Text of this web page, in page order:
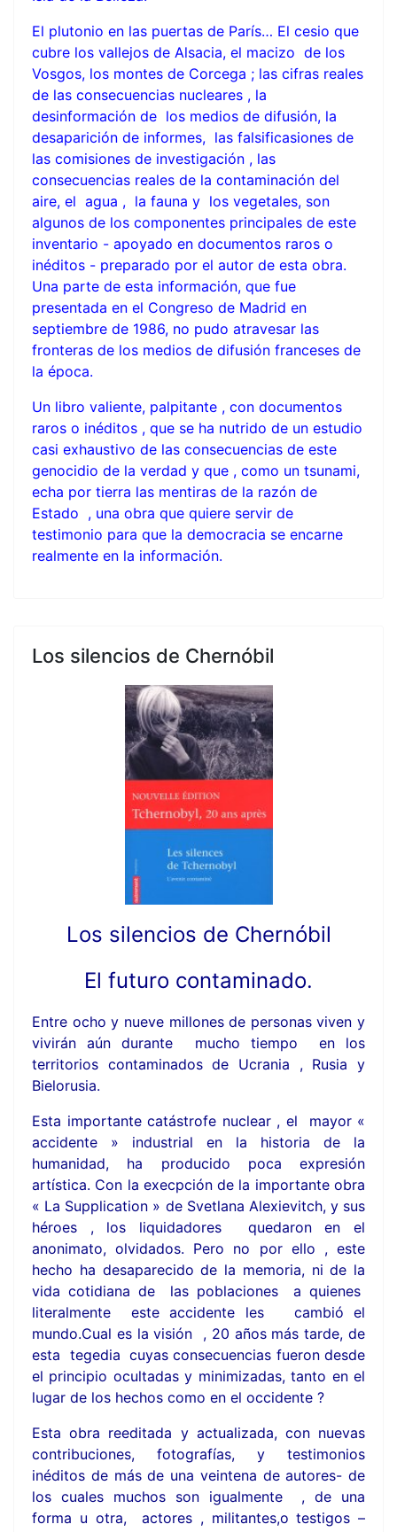
El plutonio en las puertas de París… El cesio que
cubre los vallejos de Alsacia, el macizo de los
Vosgos, los montes de Corcega ; las cifras reales
de las consecuencias nucleares , la
desinformación de los medios de difusión, la
desaparición de informes, las falsificasiones de
las comisiones de investigación , las
consecuencias reales de la contaminación del
aire, el agua , la fauna y los vegetales, son
algunos de los componentes principales de este
inventario - apoyado en documentos raros o
inéditos - preparado por el autor de esta obra.
Una parte de esta información, que fue
presentada en el Congreso de Madrid en
septiembre de 1986, no pudo atravesar las
fronteras de los medios de difusión franceses de
la época.
Un libro valiente, palpitante , con documentos
raros o inéditos , que se ha nutrido de un estudio
casi exhaustivo de las consecuencias de este
genocidio de la verdad y que , como un tsunami,
echa por tierra las mentiras de la razón de
Estado , una obra que quiere servir de
testimonio para que la democracia se encarne
realmente en la información.
Los silencios de Chernóbil
Los silencios de Chernóbil
El futuro contaminado.
Entre ocho y nueve millones de personas viven y
vivirán aún durante mucho tiempo en los
territorios contaminados de Ucrania , Rusia y
Bielorusia.
Esta importante catástrofe nuclear , el mayor «
accidente » industrial en la historia de la
humanidad, ha producido poca expresión
artística. Con la execpción de la importante obra
« La Supplication » de Svetlana Alexievitch, y sus
héroes , los liquidadores quedaron en el
anonimato, olvidados. Pero no por ello , este
hecho ha desaparecido de la memoria, ni de la
vida cotidiana de las poblaciones a quienes
literalmente este accidente les cambió el
mundo.Cual es la visión , 20 años más tarde, de
esta tegedia cuyas consecuencias fueron desde
el principio ocultadas y minimizadas, tanto en el
lugar de los hechos como en el occidente ?
Esta obra reeditada y actualizada, con nuevas
contribuciones, fotografías, y testimonios
inéditos de más de una veintena de autores- de
los cuales muchos son igualmente , de una
forma u otra, actores , militantes,o testigos –